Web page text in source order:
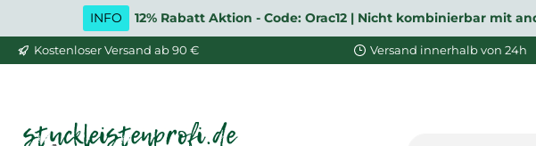
Hauptinhalt springen
Zur Suche springen
Zur Hauptnavigation springen
INFO 12% Rabatt Aktion - Code: Orac12 | Nicht kombinierbar mit
Kostenloser Versand ab 90 € Versand innerhalb von 24h